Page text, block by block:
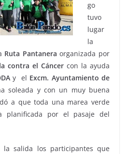
go
tuvo
lugar
la
Ruta Pantanera organizada por
contra el Cáncer con la ayuda
y el Excm. Ayuntamiento de
soleada y con un muy buena
a que toda una marea verde
planificada por el pasaje del
la salida los participantes que